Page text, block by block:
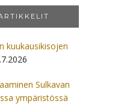
kuukausikisojen
Sulkavan
ympäristössä